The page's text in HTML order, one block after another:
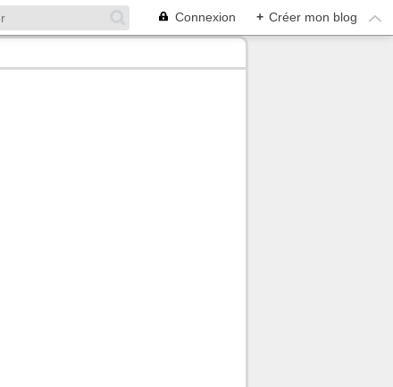
Connexion + Créer mon blog